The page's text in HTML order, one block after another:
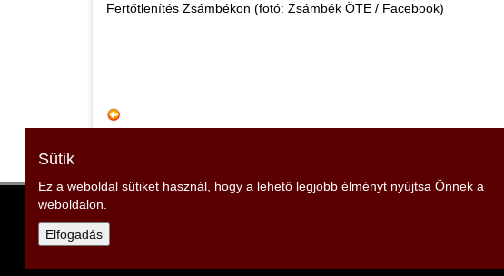
Fertőtlenítés Zsámbékon (fotó: Zsámbék ÖTE / Facebook)
Sütik
Ez a weboldal sütiket használ, hogy a lehető legjobb élményt nyújtsa Önnek a
weboldalon.
Elfogadás